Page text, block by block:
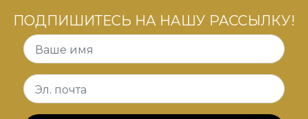
*Из любви и уважения к природе все наши
обои изготовлены из натуральных, экологичных
и биоразлагаемых материалов.
ПОДПИШИТЕСЬ НА НАШУ РАССЫЛКУ!
Ваше имя
Эл. почта